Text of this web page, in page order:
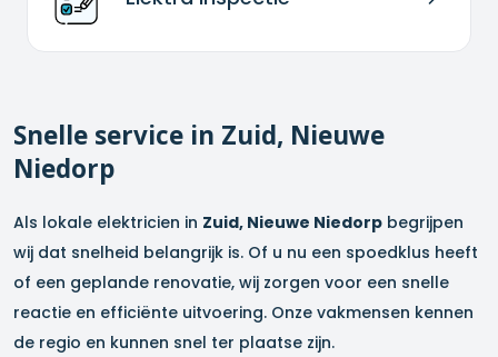
Snelle service in Zuid, Nieuwe
Niedorp
Als lokale elektricien in Zuid, Nieuwe Niedorp begrijpen
wij dat snelheid belangrijk is. Of u nu een spoedklus heeft
of een geplande renovatie, wij zorgen voor een snelle
reactie en efficiënte uitvoering. Onze vakmensen kennen
de regio en kunnen snel ter plaatse zijn.